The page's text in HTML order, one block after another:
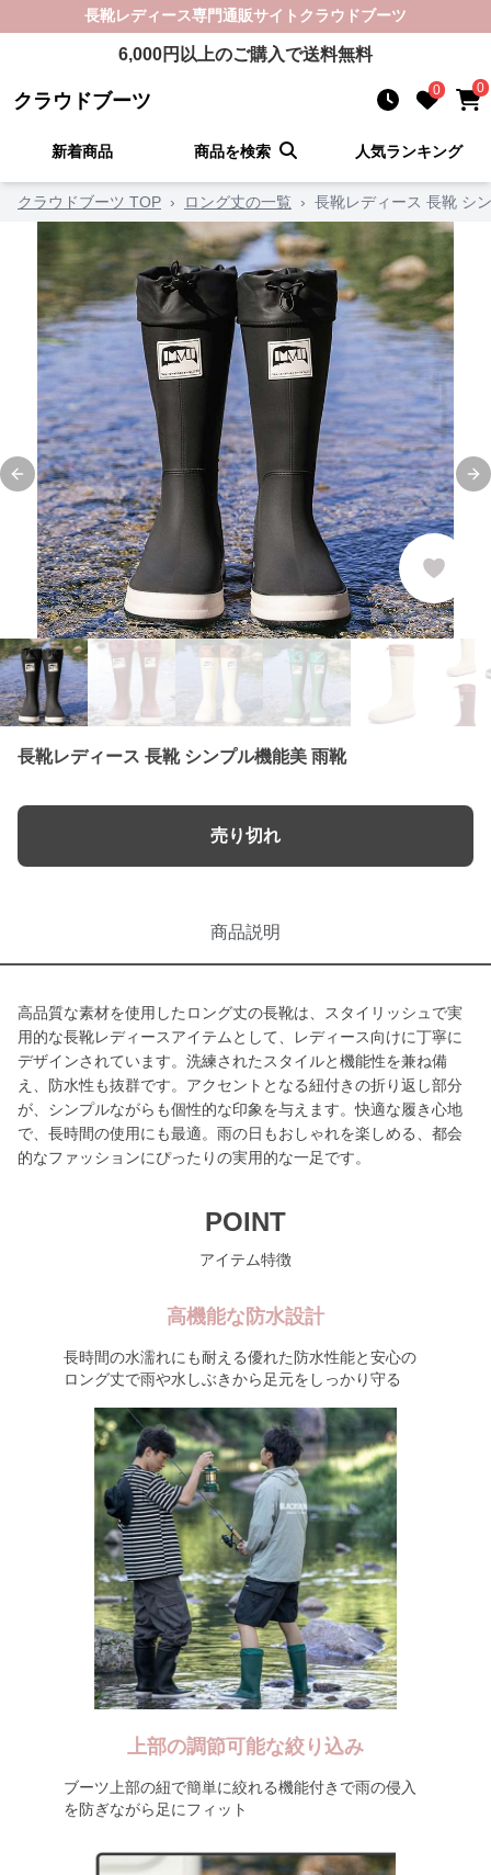
長靴レディース専門通販サイト クラウドブーツ
6,000円以上のご購入で送料無料
クラウドブーツ 0 0
新着商品 商品を検索 人気ランキング
クラウドブーツ TOP › ロング丈の一覧 › 長靴レディース 長靴 シ
Previous slide
長靴レディース 長靴 シンプル機能美 雨靴
売り切れ
商品説明
高品質な素材を使用したロング丈の長靴は、スタイリッシュで実
用的な長靴レディースアイテムとして、レディース向けに丁寧に
デザインされています。洗練されたスタイルと機能性を兼ね備
え、防水性も抜群です。アクセントとなる紐付きの折り返し部分
が、シンプルながらも個性的な印象を与えます。快適な履き心地
で、長時間の使用にも最適。雨の日もおしゃれを楽しめる、都会
的なファッションにぴったりの実用的な一足です。
POINT
アイテム特徴
高機能な防水設計
長時間の水濡れにも耐える優れた防水性能と安心の
ロング丈で雨や水しぶきから足元をしっかり守る
上部の調節可能な絞り込み
ブーツ上部の紐で簡単に絞れる機能付きで雨の侵入
を防ぎながら足にフィット